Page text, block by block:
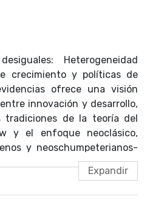
Heterogeneidad
crecimiento y políticas de
ofrece una visión
innovación y desarrollo,
tradiciones de la teoría del
y el enfoque neoclásico,
y neoschumpeterianos-
de análisis empírico.
reconoce la heterogeneidad